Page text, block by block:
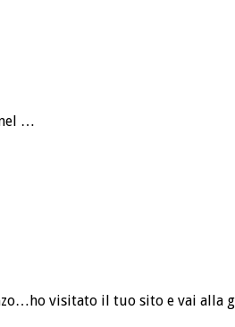
…
visitato il tuo sito e vai